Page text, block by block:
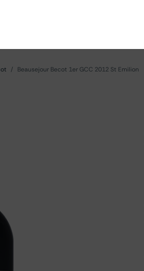
Beausejour Becot 1er GCC 2012 St Emilion